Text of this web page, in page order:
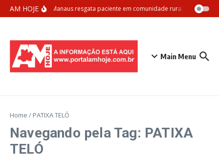
Ir para o conteúdo
AM HOJESamu Manaus resgata paciente em comunidade rural com apoio
Main Menu
Home / PATIXA TELÓ
Navegando pela Tag: PATIXA
TELÓ